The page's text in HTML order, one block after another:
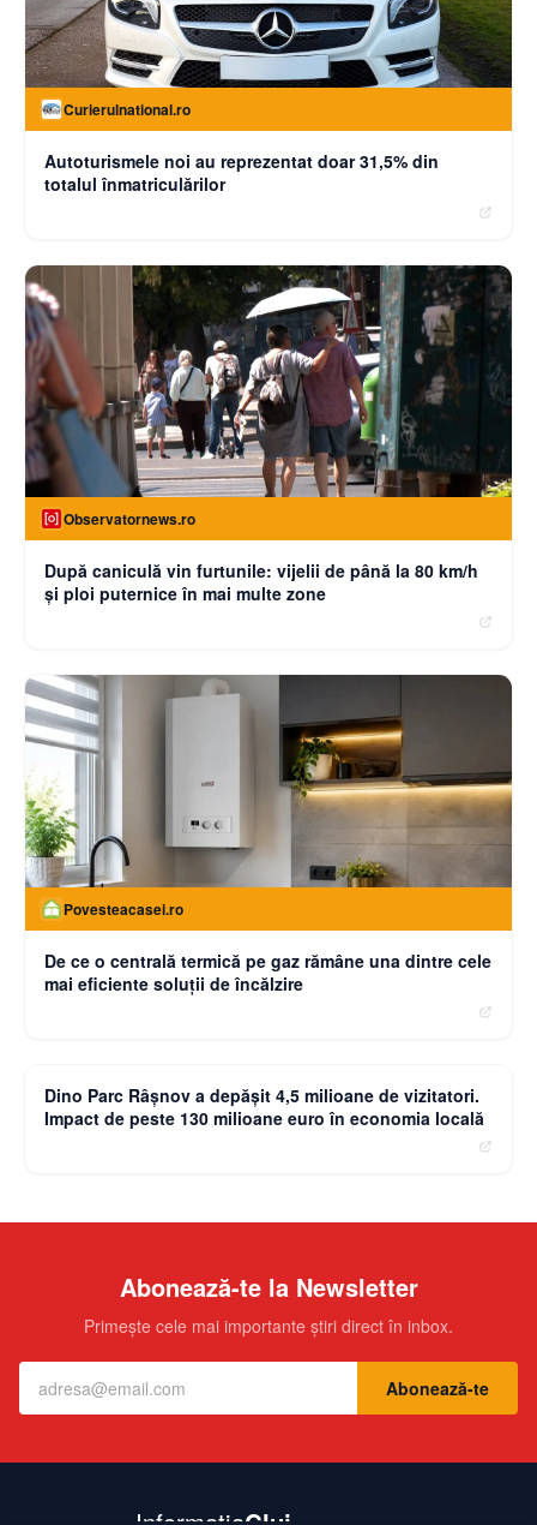
Curierulnational.ro
Autoturismele noi au reprezentat doar 31,5% din
totalul înmatriculărilor
Observatornews.ro
După caniculă vin furtunile: vijelii de până la 80 km/h
și ploi puternice în mai multe zone
Povesteacasei.ro
De ce o centrală termică pe gaz rămâne una dintre cele
mai eficiente soluții de încălzire
Dino Parc Râșnov a depășit 4,5 milioane de vizitatori.
Impact de peste 130 milioane euro în economia locală
Abonează-te la Newsletter
Primește cele mai importante știri direct în inbox.
Abonează-te